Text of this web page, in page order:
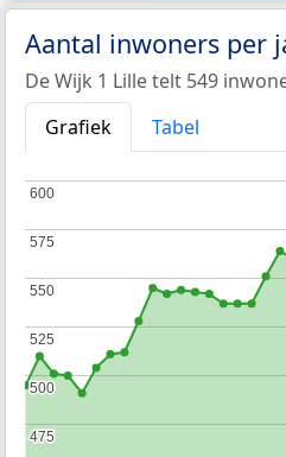
Aantal inwoners per
De Wijk 1 Lille telt 549
Grafiek
Tabel
475
475
500
500
525
525
550
550
575
575
600
600